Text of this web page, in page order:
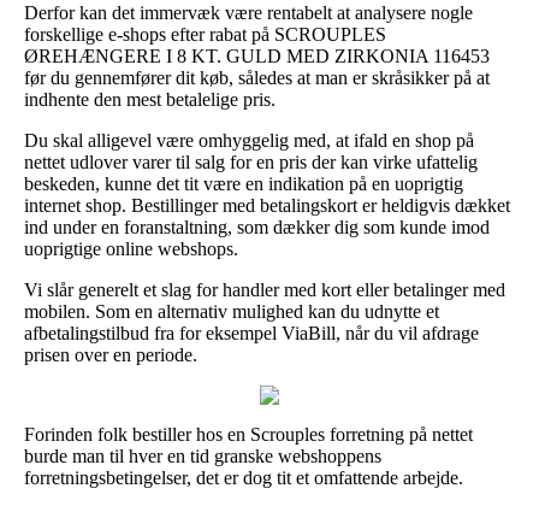
Derfor kan det immervæk være rentabelt at analysere nogle
forskellige e-shops efter rabat på SCROUPLES
ØREHÆNGERE I 8 KT. GULD MED ZIRKONIA 116453
før du gennemfører dit køb, således at man er skråsikker på at
indhente den mest betalelige pris.
Du skal alligevel være omhyggelig med, at ifald en shop på
nettet udlover varer til salg for en pris der kan virke ufattelig
beskeden, kunne det tit være en indikation på en uoprigtig
internet shop. Bestillinger med betalingskort er heldigvis dækket
ind under en foranstaltning, som dækker dig som kunde imod
uoprigtige online webshops.
Vi slår generelt et slag for handler med kort eller betalinger med
mobilen. Som en alternativ mulighed kan du udnytte et
afbetalingstilbud fra for eksempel ViaBill, når du vil afdrage
prisen over en periode.
Forinden folk bestiller hos en Scrouples forretning på nettet
burde man til hver en tid granske webshoppens
forretningsbetingelser, det er dog tit et omfattende arbejde.